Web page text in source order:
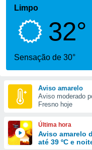
foi
fornecidas
a este
das
e
forma
digital
Limpo
32°
Sensação de 30°
Aviso amarelo
Aviso moderado
Fresno hoje
Última hora
Aviso amarelo
até 39 ºC e